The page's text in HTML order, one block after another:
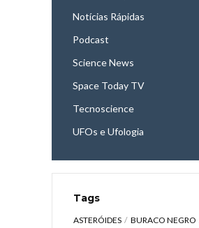
Notícias Rápidas
Podcast
Science News
Space Today TV
Tecnoscience
UFOs e Ufologia
Tags
ASTERÓIDES
BURACO NEGRO